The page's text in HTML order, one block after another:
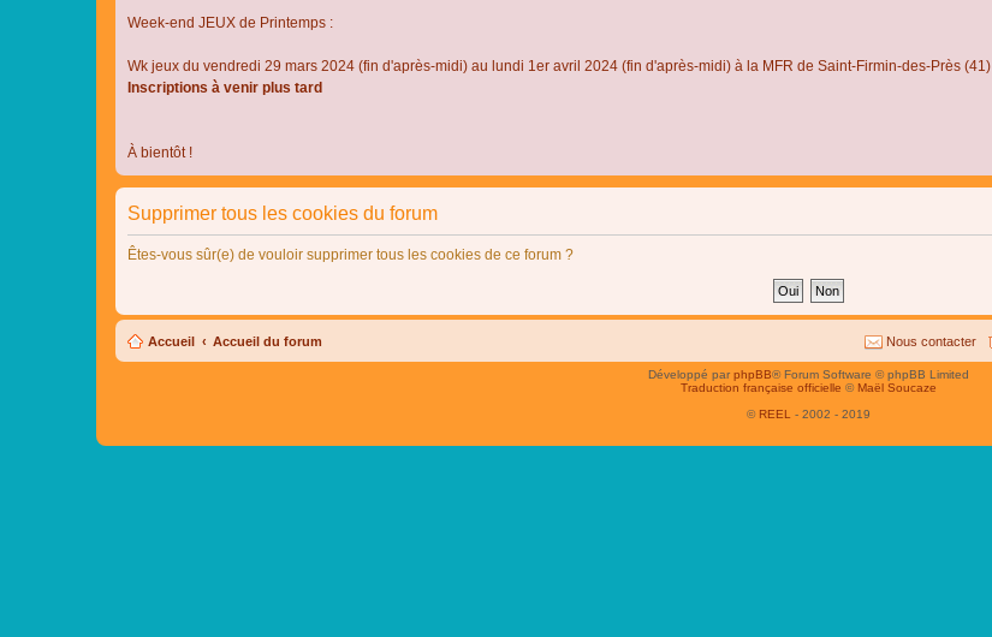
Week-end JEUX de Printemps :
Wk jeux du vendredi 29 mars 2024 (fin d'après-midi) au lundi 1er avril 2024 (fin d'après-midi) à la MFR de Saint-Firmin-des-Près (41)
Inscriptions à venir plus tard
À bientôt !
Supprimer tous les cookies du forum
Êtes-vous sûr(e) de vouloir supprimer tous les cookies de ce forum ?
Accueil Accueil du forum Nous contacter
Développé parphpBB® Forum Software © phpBB Limited
Traduction française officielle © Maël Soucaze
© REEL - 2002 - 2019